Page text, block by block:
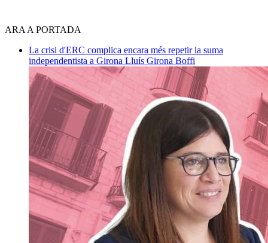
ARA A PORTADA
La crisi d'ERC complica encara més repetir la suma
independentista a Girona Lluís Girona Boffi